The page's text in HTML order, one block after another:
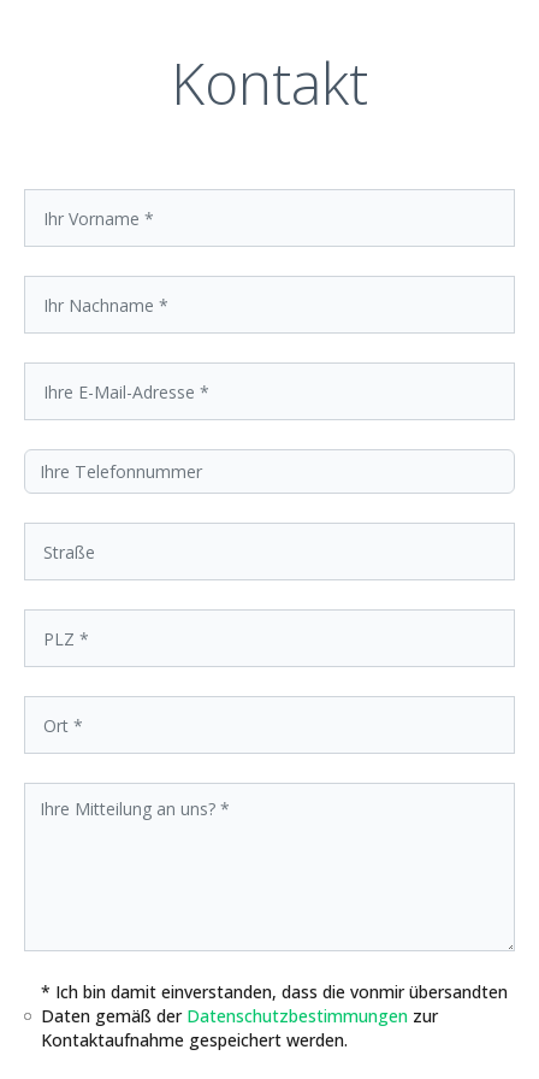
Kontakt
* Ich bin damit einverstanden, dass die vonmir übersandten
Daten gemäß der Datenschutzbestimmungen zur
Kontaktaufnahme gespeichert werden.